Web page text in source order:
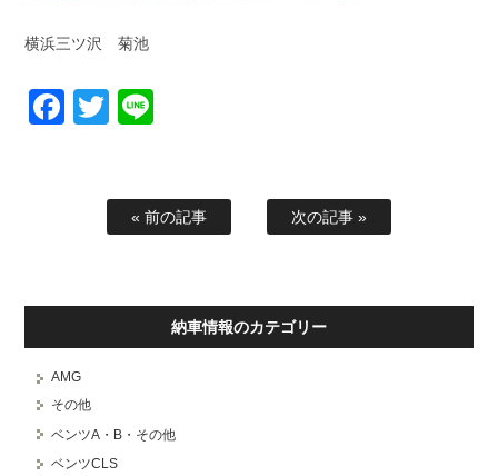
横浜三ツ沢 菊池
Facebook
Twitter
« 前の記事 次の記事 »
納車情報のカテゴリー
AMG
その他
ベンツA・B・その他
ベンツCLS